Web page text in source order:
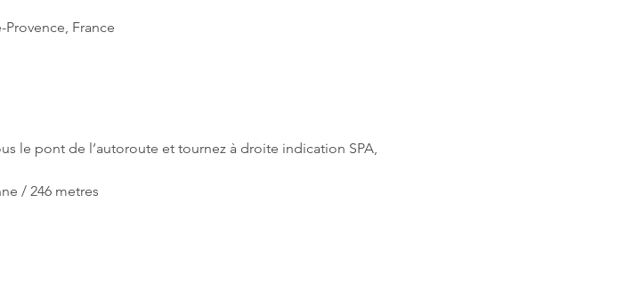
Provence, France
le pont de l’autoroute et tournez à droite indication SPA,
/ 246 metres